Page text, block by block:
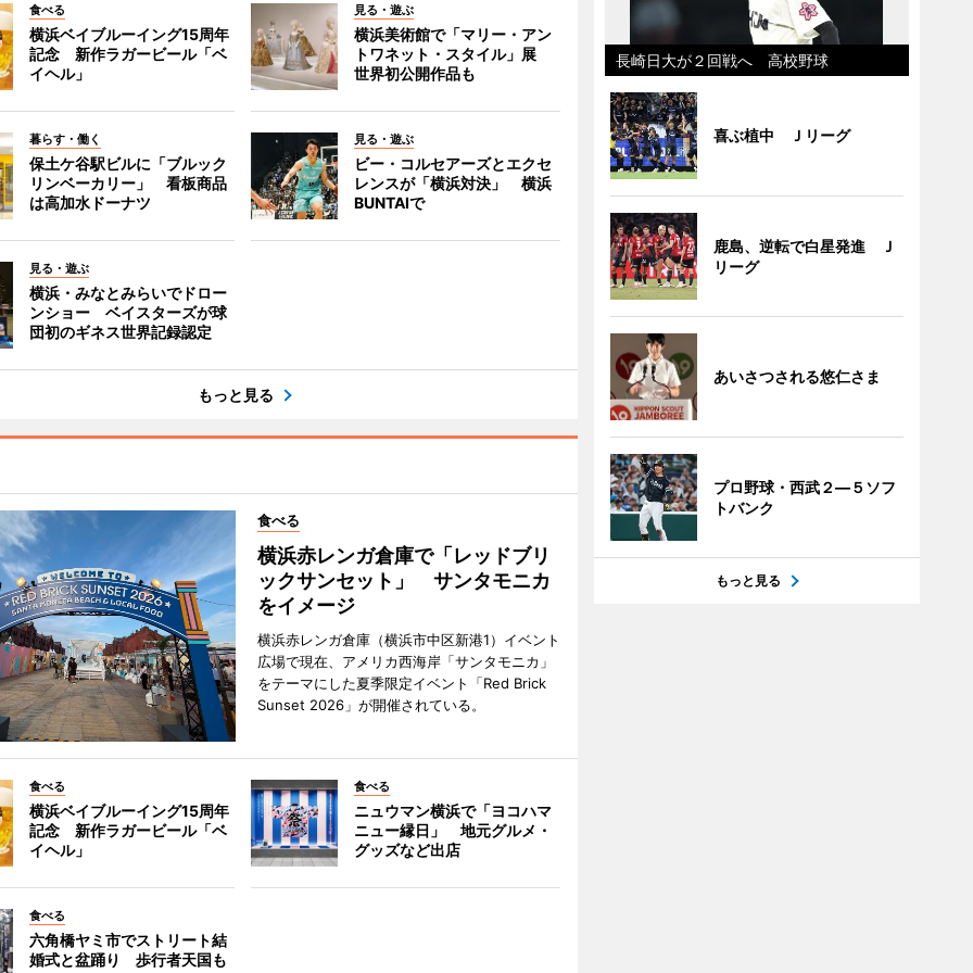
食べる
横浜ベイブルーイング15周年
記念 新作ラガービール「ベ
イヘル」
見る・遊ぶ
横浜美術館で「マリー・アン
トワネット・スタイル」展
世界初公開作品も
暮らす・働く
保土ケ谷駅ビルに「ブルック
リンベーカリー」 看板商品
は高加水ドーナツ
見る・遊ぶ
ビー・コルセアーズとエクセ
レンスが「横浜対決」 横浜
BUNTAIで
見る・遊ぶ
横浜・みなとみらいでドロー
ンショー ベイスターズが球
団初のギネス世界記録認定
もっと見る
食べる
横浜赤レンガ倉庫で「レッドブリ
ックサンセット」 サンタモニカ
をイメージ
横浜赤レンガ倉庫（横浜市中区新港1）イベント
広場で現在、アメリカ西海岸「サンタモニカ」
をテーマにした夏季限定イベント「Red Brick
Sunset 2026」が開催されている。
食べる
横浜ベイブルーイング15周年
記念 新作ラガービール「ベ
イヘル」
食べる
ニュウマン横浜で「ヨコハマ
ニュー縁日」 地元グルメ・
グッズなど出店
食べる
六角橋ヤミ市でストリート結
婚式と盆踊り 歩行者天国も
長崎日大が２回戦へ 高校野球
喜ぶ植中 Ｊリーグ
鹿島、逆転で白星発進 Ｊ
リーグ
あいさつされる悠仁さま
プロ野球・西武２―５ソフ
トバンク
もっと見る